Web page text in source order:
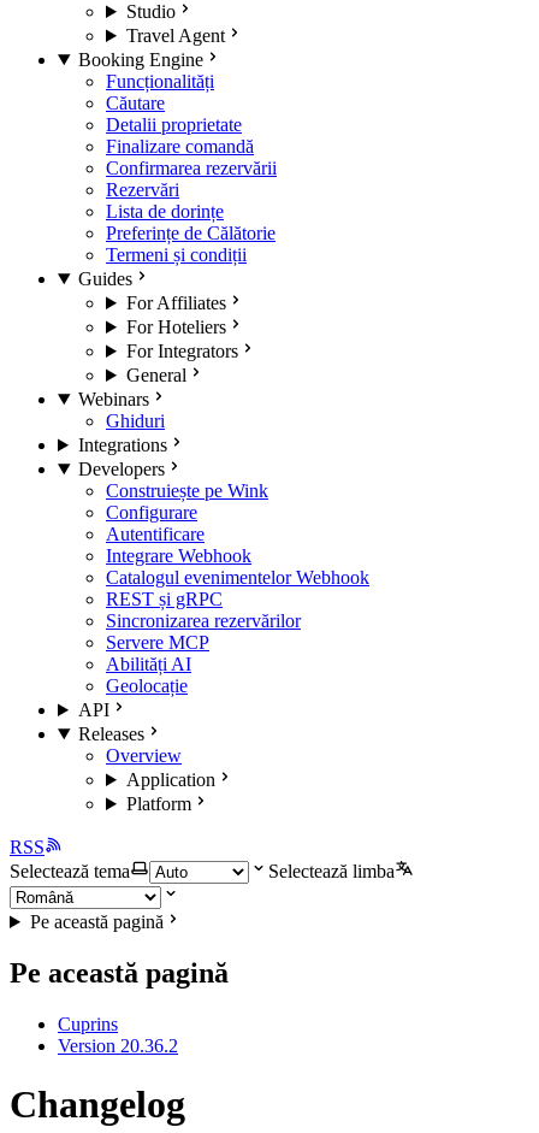
Studio
Travel Agent
Booking Engine
Funcționalități
Căutare
Detalii proprietate
Finalizare comandă
Confirmarea rezervării
Rezervări
Lista de dorințe
Preferințe de Călătorie
Termeni și condiții
Guides
For Affiliates
For Hoteliers
For Integrators
General
Webinars
Ghiduri
Integrations
Developers
Construiește pe Wink
Configurare
Autentificare
Integrare Webhook
Catalogul evenimentelor Webhook
REST și gRPC
Sincronizarea rezervărilor
Servere MCP
Abilități AI
Geolocație
API
Releases
Overview
Application
Platform
RSS
Selectează tema
Selectează limba
Pe această pagină
Pe această pagină
Cuprins
Version 20.36.2
Changelog